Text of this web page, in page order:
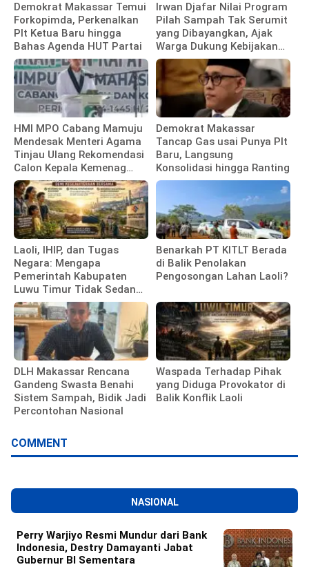
Demokrat Makassar Temui
Forkopimda, Perkenalkan
Plt Ketua Baru hingga
Bahas Agenda HUT Partai
Irwan Djafar Nilai Program
Pilah Sampah Tak Serumit
yang Dibayangkan, Ajak
Warga Dukung Kebijakan
Pemkot
HMI MPO Cabang Mamuju
Mendesak Menteri Agama
Tinjau Ulang Rekomendasi
Calon Kepala Kemenag
Polewali Mandar
Demokrat Makassar
Tancap Gas usai Punya Plt
Baru, Langsung
Konsolidasi hingga Ranting
Laoli, IHIP, dan Tugas
Negara: Mengapa
Pemerintah Kabupaten
Luwu Timur Tidak Sedang
Membela Investor
Benarkah PT KITLT Berada
di Balik Penolakan
Pengosongan Lahan Laoli?
DLH Makassar Rencana
Gandeng Swasta Benahi
Sistem Sampah, Bidik Jadi
Percontohan Nasional
Waspada Terhadap Pihak
yang Diduga Provokator di
Balik Konflik Laoli
COMMENT
NASIONAL
Perry Warjiyo Resmi Mundur dari Bank
Indonesia, Destry Damayanti Jabat
Gubernur BI Sementara